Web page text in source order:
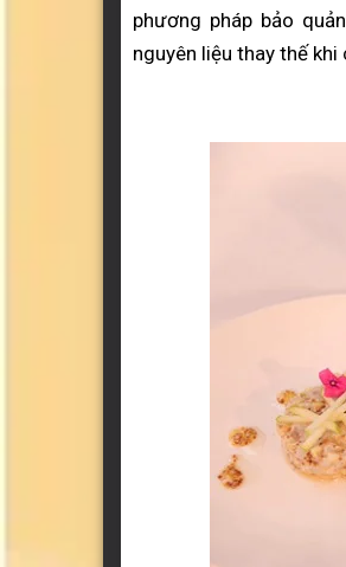
phương pháp bảo
nguyên liệu thay thế